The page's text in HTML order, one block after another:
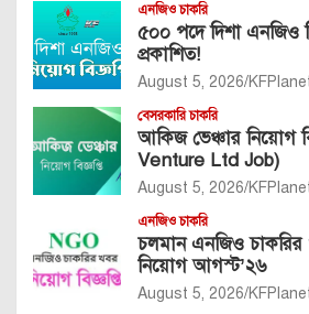
এনজিও চাকরি
৫০০ পদে দিশা এনজিও
প্রকাশিত!
August 5, 2026
বেসরকারি চাকরি
আকিজ ভেঞ্চার নিয়োগ
Venture Ltd Job)
August 5, 2026
এনজিও চাকরি
চলমান এনজিও
নিয়োগ আগস্ট’২৬
August 5, 2026